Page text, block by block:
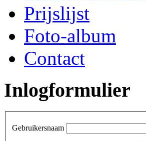
Prijslijst
Foto-album
Contact
Inlogformulier
Gebruikersnaam